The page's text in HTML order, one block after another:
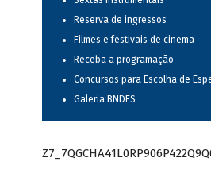
Reserva de ingressos
Filmes e festivais de cinema
Receba a programação
Concursos para Escolha de
Galeria BNDES